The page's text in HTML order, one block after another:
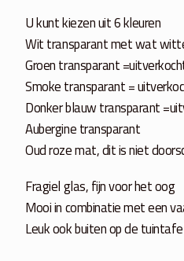
U kunt kiezen uit 6 kleuren
Wit transparant met wat
Groen transparant
Smoke transparant =
Donker blauw transparant
Aubergine transparant
Oud roze mat, dit is niet
Fragiel glas, fijn voor het oog
Mooi in combinatie met een
Leuk ook buiten op de